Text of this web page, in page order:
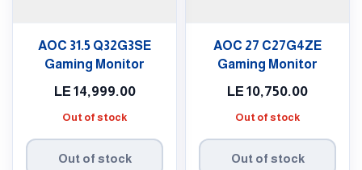
AOC 27 C27G4ZE
Gaming Monitor
LE 10,750.00
Out of stock
Out of stock
AOC 31.5 Q32G3SE
Gaming Monitor
LE 14,999.00
Out of stock
Out of stock